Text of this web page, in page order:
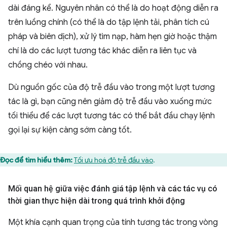
dài đáng kể. Nguyên nhân có thể là do hoạt động diễn ra
trên luồng chính (có thể là do tập lệnh tải, phân tích cú
pháp và biên dịch), xử lý tìm nạp, hàm hẹn giờ hoặc thậm
chí là do các lượt tương tác khác diễn ra liên tục và
chồng chéo với nhau.
Dù nguồn gốc của độ trễ đầu vào trong một lượt tương
tác là gì, bạn cũng nên giảm độ trễ đầu vào xuống mức
tối thiểu để các lượt tương tác có thể bắt đầu chạy lệnh
gọi lại sự kiện càng sớm càng tốt.
Đọc để tìm hiểu thêm:Tối ưu hoá độ trễ đầu vào.
Mối quan hệ giữa việc đánh giá tập lệnh và các tác vụ có
thời gian thực hiện dài trong quá trình khởi động
Một khía cạnh quan trọng của tính tương tác trong vòng